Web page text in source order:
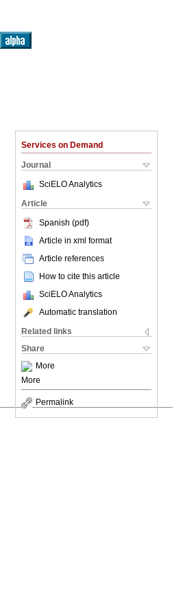
Services on Demand
Journal
SciELO Analytics
Article
Spanish (pdf)
Article in xml format
Article references
How to cite this article
SciELO Analytics
Automatic translation
Related links
Share
More
More
Permalink